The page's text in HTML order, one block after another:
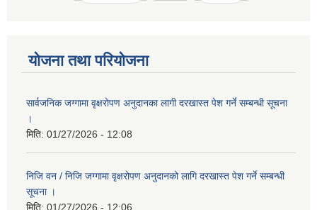
योजना तथा परियोजना
सार्वजनिक जग्गामा वृक्षरोपण अनुदानका लागी दरखास्त पेश गर्ने सम्बन्धी सूचना
।
मिति: 01/27/2026 - 12:08
निजि वन / निजि जग्गामा वृक्षरोपण अनुदानको लागि दरखास्त पेश गर्ने सम्बन्धी
सूचना ।
मिति: 01/27/2026 - 12:06